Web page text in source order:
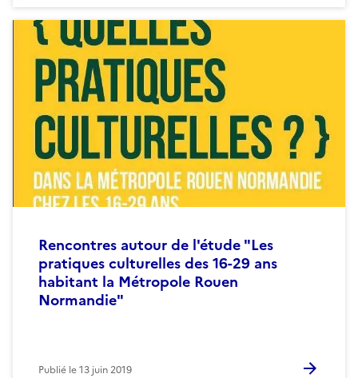
Rencontres autour de l'étude "Les
pratiques culturelles des 16-29 ans
habitant la Métropole Rouen
Normandie"
Publié le13 juin 2019